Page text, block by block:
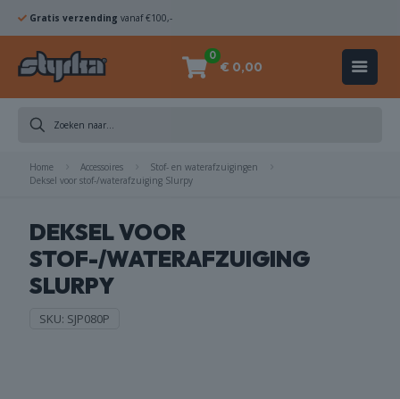
Gratis verzending vanaf €100,-
0
€ 0,00
Home Accessoires
Stof- en waterafzuigingen
Deksel voor stof-/waterafzuiging Slurpy
DEKSEL VOOR
STOF-/WATERAFZUIGING
SLURPY
SKU: SJP080P
ZAAGBLADEN
KOMSCHIJVEN
HAMERBOREN
& BEITELS